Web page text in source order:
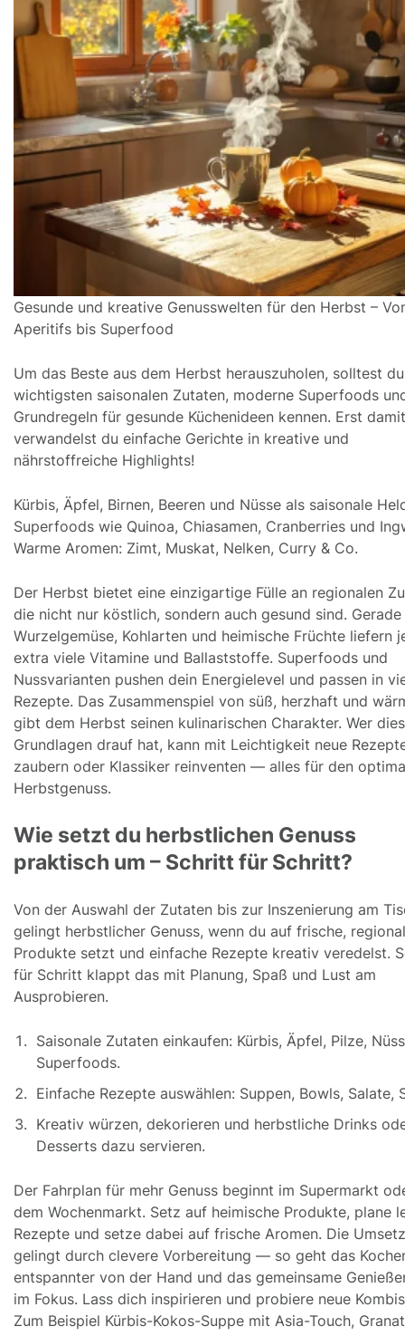
Gesunde und kreative Genusswelten für den Herbst –
Aperitifs bis Superfood
Um das Beste aus dem Herbst herauszuholen, solltest
wichtigsten saisonalen Zutaten, moderne Superfoods
Grundregeln für gesunde Küchenideen kennen. Erst damit
verwandelst du einfache Gerichte in kreative und
nährstoffreiche Highlights!
Kürbis, Äpfel, Birnen, Beeren und Nüsse als saisonale
Superfoods wie Quinoa, Chiasamen, Cranberries und
Warme Aromen: Zimt, Muskat, Nelken, Curry & Co.
Der Herbst bietet eine einzigartige Fülle an regionalen
die nicht nur köstlich, sondern auch gesund sind. Gerade
Wurzelgemüse, Kohlarten und heimische Früchte liefern
extra viele Vitamine und Ballaststoffe. Superfoods und
Nussvarianten pushen dein Energielevel und passen in
Rezepte. Das Zusammenspiel von süß, herzhaft und
gibt dem Herbst seinen kulinarischen Charakter. Wer
Grundlagen drauf hat, kann mit Leichtigkeit neue
zaubern oder Klassiker reinventen — alles für den
Herbstgenuss.
Wie setzt du herbstlichen Genuss
praktisch um – Schritt für Schritt?
Von der Auswahl der Zutaten bis zur Inszenierung am
gelingt herbstlicher Genuss, wenn du auf frische,
Produkte setzt und einfache Rezepte kreativ veredelst.
für Schritt klappt das mit Planung, Spaß und Lust am
Ausprobieren.
Saisonale Zutaten einkaufen: Kürbis, Äpfel, Pilze,
Superfoods.
Einfache Rezepte auswählen: Suppen, Bowls, Salate,
Kreativ würzen, dekorieren und herbstliche Drinks
Desserts dazu servieren.
Der Fahrplan für mehr Genuss beginnt im Supermarkt
dem Wochenmarkt. Setz auf heimische Produkte, plane
Rezepte und setze dabei auf frische Aromen. Die
gelingt durch clevere Vorbereitung — so geht das
entspannter von der Hand und das gemeinsame
im Fokus. Lass dich inspirieren und probiere neue
Zum Beispiel Kürbis-Kokos-Suppe mit Asia-Touch,